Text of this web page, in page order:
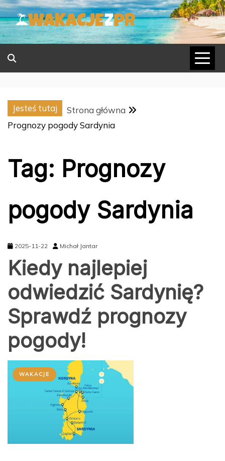
Skip
to
content
Jesteś tutaj
Strona główna
Prognozy pogody Sardynia
Tag: Prognozy
pogody Sardynia
2025-11-22 Michał Jantar
Kiedy najlepiej
odwiedzić Sardynię?
Sprawdź prognozy
pogody!
WAKACJE